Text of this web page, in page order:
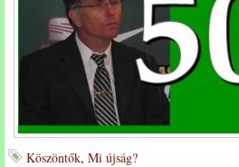
Köszöntők, Mi újság?